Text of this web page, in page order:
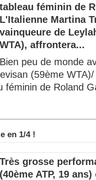
tableau féminin de
L'Italienne Martina
vainqueure de
WTA), affrontera...
Bien peu de monde
(59ème
féminin de Roland
en 1/4 !
Très grosse
(40ème ATP, 19